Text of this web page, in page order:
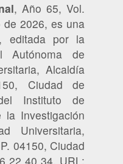
, Año 65, Vol.
2026, es una
editada por la
Autónoma de
Alcaldía
Ciudad de
Instituto de
la Investigación
Universitaria,
04150, Ciudad
22 40 34. URL: